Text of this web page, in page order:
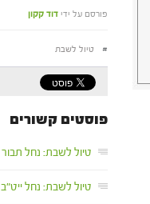
פורסם על ידי דוד קקון
# טיול לשבת
פוסטים קשורים
טיול לשבת: נחל תבור
טיול לשבת: נחל ייט"ב